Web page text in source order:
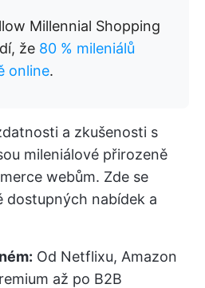
Millennial Shopping
že 80 % mileniálů
online.
a zkušenosti s
mileniálové přirozeně
webům. Zde se
dostupných nabídek a
Od Netflixu, Amazon
až po B2B